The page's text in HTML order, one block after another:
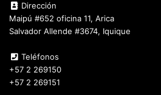
Dirección
Maipú #652 oficina 11, Arica
Salvador Allende #3674, Iquique
Teléfonos
+57 2 269150
+57 2 269151